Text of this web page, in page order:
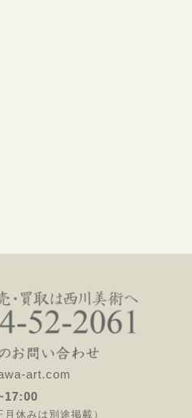
art.com
休みは別途掲載）